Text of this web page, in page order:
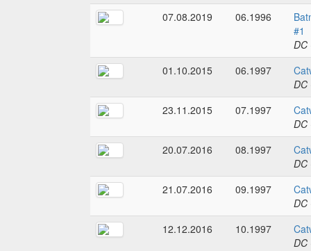
07.08.2019
06.1996
#1
DC
01.10.2015
06.1997
DC
23.11.2015
07.1997
DC
20.07.2016
08.1997
DC
21.07.2016
09.1997
DC
12.12.2016
10.1997
DC